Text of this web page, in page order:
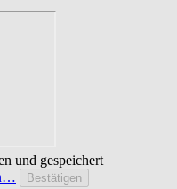
und gespeichert
Bestätigen